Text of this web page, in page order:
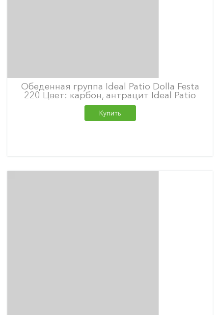
Обеденная группа Ideal Patio Dolla Festa
220 Цвет: карбон, антрацит Ideal Patio
Купить